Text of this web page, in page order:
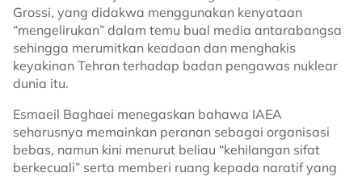
Grossi, yang didakwa menggunakan kenyataan
“mengelirukan” dalam temu bual media antarabangsa
sehingga merumitkan keadaan dan menghakis
keyakinan Tehran terhadap badan pengawas nuklear
dunia itu.
Esmaeil Baghaei menegaskan bahawa IAEA
seharusnya memainkan peranan sebagai organisasi
bebas, namun kini menurut beliau “kehilangan sifat
berkecuali” serta memberi ruang kepada naratif yang